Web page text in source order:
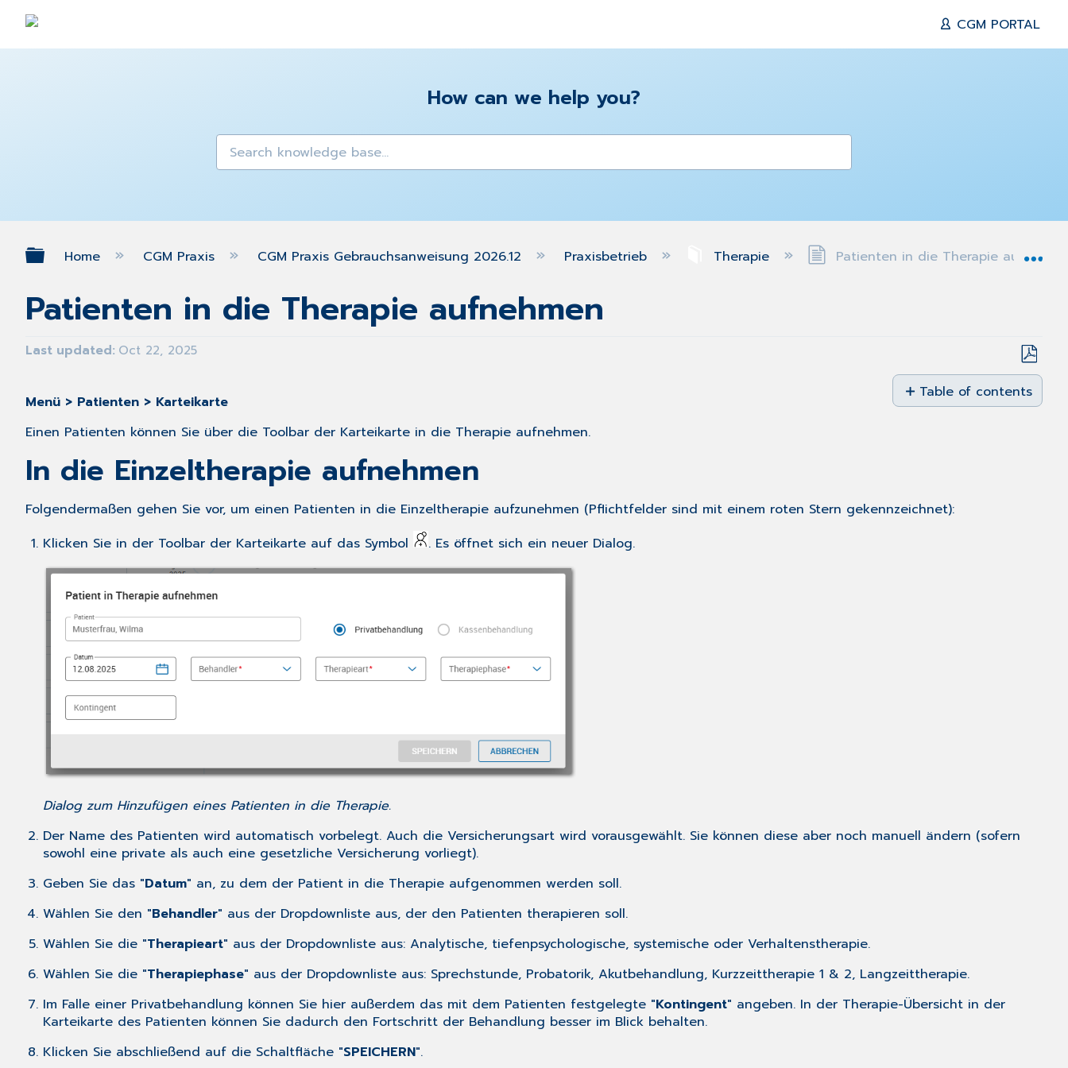
CGM PORTAL
How can we help you?
Expand/collapse global hierarchy
Home CGM Praxis CGM Praxis Gebrauchsanweisung 2026.12 Praxisbetrieb Therapie Patienten in die Therapie
Patienten in die Therapie aufnehmen
Last updated Oct 22, 2025
Save
as
PDF
Table of contents
Menü > Patienten > Karteikarte
Einen Patienten können Sie über die Toolbar der Karteikarte in die Therapie aufnehmen.
In die Einzeltherapie aufnehmen
Folgendermaßen gehen Sie vor, um einen Patienten in die Einzeltherapie aufzunehmen (Pflichtfelder sind mit einem roten Stern gekennzeichnet):
Klicken Sie in der Toolbar der Karteikarte auf das Symbol
. Es öffnet sich ein neuer Dialog.
Dialog zum Hinzufügen eines Patienten in die Therapie.
Der Name des Patienten wird automatisch vorbelegt. Auch die Versicherungsart wird vorausgewählt. Sie können diese aber noch manuell ändern (sofern
sowohl eine private als auch eine gesetzliche Versicherung vorliegt).
Geben Sie das "Datum" an, zu dem der Patient in die Therapie aufgenommen werden soll.
Wählen Sie den "Behandler" aus der Dropdownliste aus, der den Patienten therapieren soll.
Wählen Sie die "Therapieart" aus der Dropdownliste aus: Analytische, tiefenpsychologische, systemische oder Verhaltenstherapie.
Wählen Sie die "Therapiephase" aus der Dropdownliste aus: Sprechstunde, Probatorik, Akutbehandlung, Kurzzeittherapie 1 & 2, Langzeittherapie.
Im Falle einer Privatbehandlung können Sie hier außerdem das mit dem Patienten festgelegte "Kontingent" angeben. In der Therapie-Übersicht in der
Karteikarte des Patienten können Sie dadurch den Fortschritt der Behandlung besser im Blick behalten.
Klicken Sie abschließend auf die Schaltfläche "SPEICHERN".